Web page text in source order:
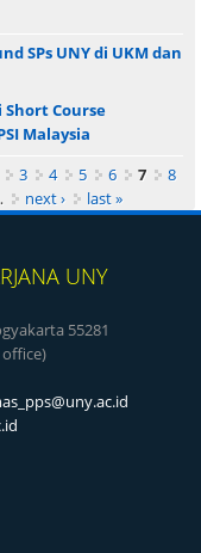
SPs UNY di UKM dan
Short Course
Malaysia
3 4 5 6 7
8
next › last »
UNY
55281
office)